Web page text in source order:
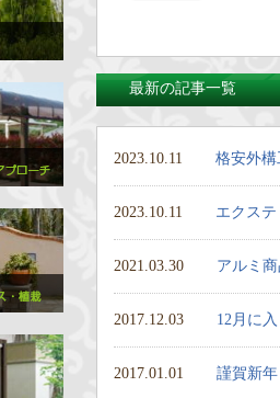
最新の記事一覧
2023.10.11 格安外
2023.10.11 エクス
2021.03.30 アルミ
2017.12.03 12月に
2017.01.01 謹賀新年